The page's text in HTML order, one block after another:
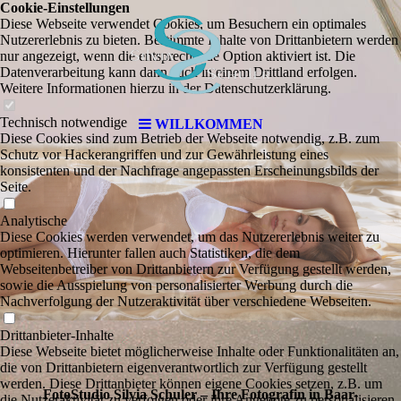
WILLKOMMEN
FotoStudio Silvia Schuler – Ihre Fotografin in Baar-
Cookie-Einstellungen
Diese Webseite verwendet Cookies, um Besuchern ein optimales
Nutzererlebnis zu bieten. Bestimmte Inhalte von Drittanbietern werden
nur angezeigt, wenn die entsprechende Option aktiviert ist. Die
Datenverarbeitung kann dann auch in einem Drittland erfolgen.
Weitere Informationen hierzu in der Datenschutzerklärung.
Technisch notwendige
Diese Cookies sind zum Betrieb der Webseite notwendig, z.B. zum
Schutz vor Hackerangriffen und zur Gewährleistung eines
konsistenten und der Nachfrage angepassten Erscheinungsbilds der
Seite.
Analytische
Diese Cookies werden verwendet, um das Nutzererlebnis weiter zu
optimieren. Hierunter fallen auch Statistiken, die dem
Webseitenbetreiber von Drittanbietern zur Verfügung gestellt werden,
sowie die Ausspielung von personalisierter Werbung durch die
Nachverfolgung der Nutzeraktivität über verschiedene Webseiten.
Drittanbieter-Inhalte
Diese Webseite bietet möglicherweise Inhalte oder Funktionalitäten an,
die von Drittanbietern eigenverantwortlich zur Verfügung gestellt
werden. Diese Drittanbieter können eigene Cookies setzen, z.B. um